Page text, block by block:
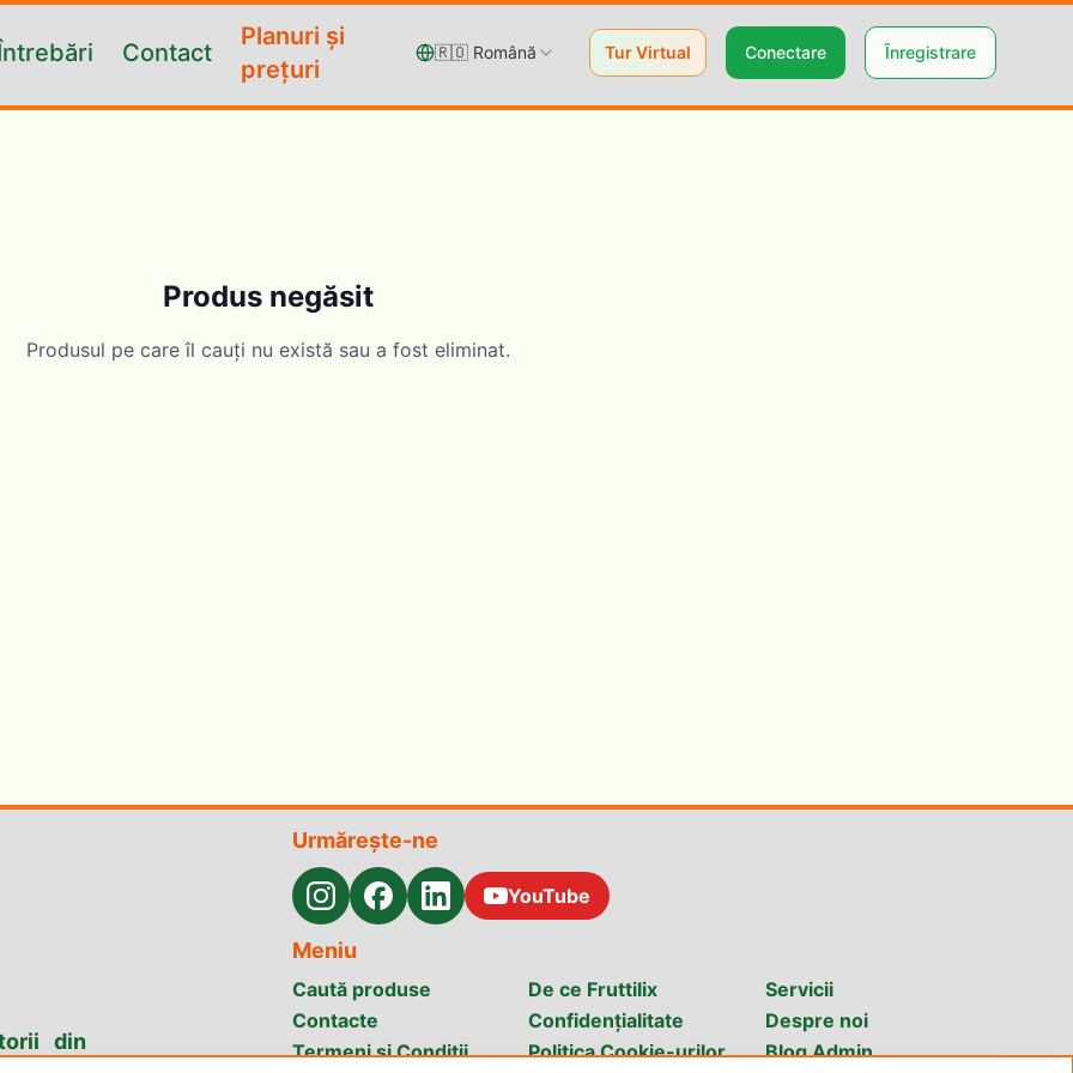
Contact
Planuri și
prețuri
🇷🇴 Română Tur Virtual Conectare Înregistrare
Produs negăsit
Produsul pe care îl cauți nu există sau a fost eliminat.
din
Urmărește-ne
YouTube
Meniu
Caută produse De ce Fruttilix
Servicii
Contacte
Confidențialitate
Despre noi
Termeni și Condiții
Politica Cookie-urilor
Blog Admin